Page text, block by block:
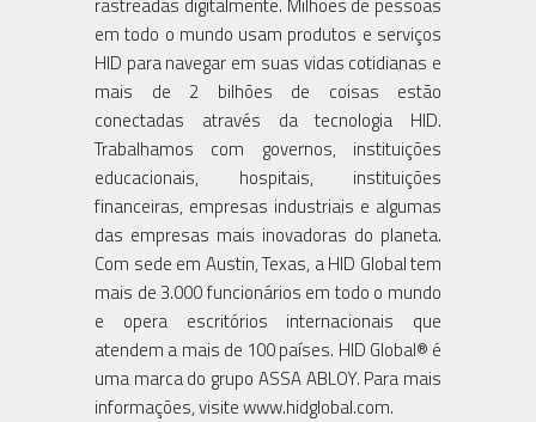
em todo o mundo usam produtos e serviços
HID para navegar em suas vidas cotidianas e
mais de 2 bilhões de coisas estão
conectadas através da tecnologia HID.
Trabalhamos com governos, instituições
educacionais, hospitais, instituições
financeiras, empresas industriais e algumas
das empresas mais inovadoras do planeta.
Com sede em Austin, Texas, a HID Global tem
mais de 3.000 funcionários em todo o mundo
e opera escritórios internacionais que
atendem a mais de 100 países. HID Global® é
uma marca do grupo ASSA ABLOY. Para mais
informações, visite www.hidglobal.com.